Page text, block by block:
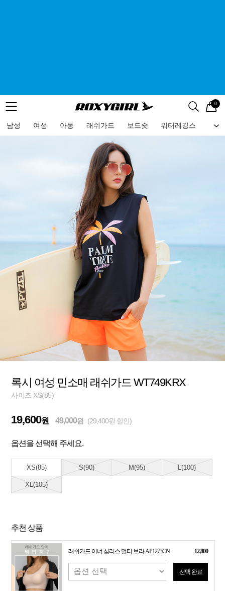
메뉴 검색
로고 0
남성 여성 아동 래쉬가드 보드숏 워터레깅스 비
메뉴
록시 여성 민소매 래쉬가드 WT749KRX
사이즈 XS(85)
19,600원 49,000원 (29,400원 할인)
옵션을 선택해 주세요.
XS(85) S(90) M(95) L(100)
XL(105)
추천 상품
래쉬가드 이너 심리스 멀티 브라 AP1273CN 12,800
선택 완료